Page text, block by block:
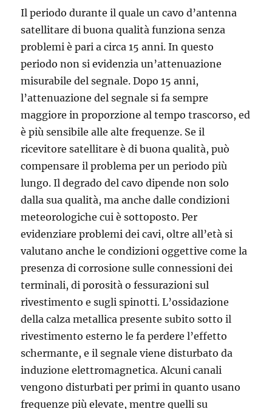
k
Il periodo durante il quale un cavo d’antenna
satellitare di buona qualità funziona senza
problemi è pari a circa 15 anni. In questo
periodo non si evidenzia un’attenuazione
misurabile del segnale. Dopo 15 anni,
l’attenuazione del segnale si fa sempre
maggiore in proporzione al tempo trascorso, ed
è più sensibile alle alte frequenze. Se il
ricevitore satellitare è di buona qualità, può
compensare il problema per un periodo più
lungo. Il degrado del cavo dipende non solo
dalla sua qualità, ma anche dalle condizioni
meteorologiche cui è sottoposto. Per
evidenziare problemi dei cavi, oltre all’età si
valutano anche le condizioni oggettive come la
presenza di corrosione sulle connessioni dei
terminali, di porosità o fessurazioni sul
rivestimento e sugli spinotti. L’ossidazione
della calza metallica presente subito sotto il
rivestimento esterno le fa perdere l’effetto
schermante, e il segnale viene disturbato da
induzione elettromagnetica. Alcuni canali
vengono disturbati per primi in quanto usano
frequenze più elevate, mentre quelli su